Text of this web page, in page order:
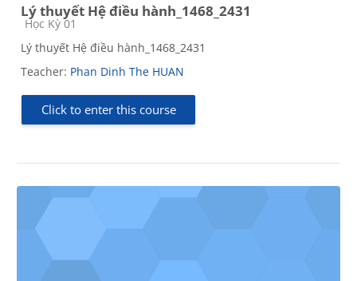
Lý thuyết Hệ điều hành_1468_2431
Course category
Học Kỳ 01
Lý thuyết Hệ điều hành_1468_2431
Teacher: Phan Dinh The HUAN
Click to enter this course